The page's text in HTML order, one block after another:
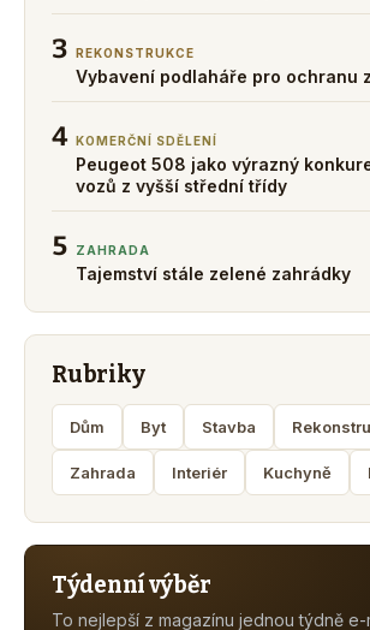
3 REKONSTRUKCE
Vybavení podlaháře pro ochranu
4 KOMERČNÍ SDĚLENÍ
Peugeot 508 jako výrazný
vozů z vyšší střední třídy
5 ZAHRADA
Tajemství stále zelené zahrádky
Rubriky
Dům Byt Stavba
Zahrada Interiér Kuchyně
Týdenní výběr
To nejlepší z magazínu jednou týdně e-